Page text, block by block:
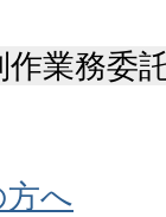
業務委
へ